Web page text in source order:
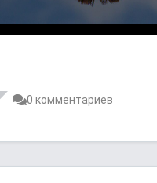
0 комментариев